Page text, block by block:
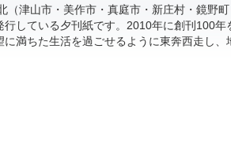
（津山市・美作市・真庭市・新庄村・鏡野
行している夕刊紙です。2010年に創刊100
に満ちた生活を過ごせるように東奔西走し、